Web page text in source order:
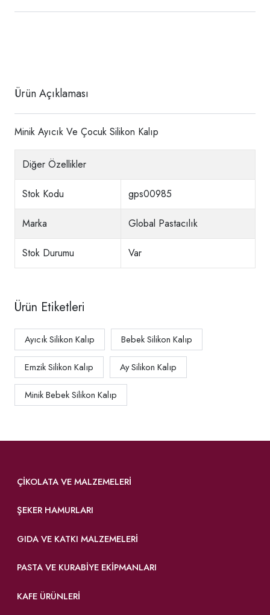
Ürün Açıklaması
Minik Ayıcık Ve Çocuk Silikon Kalıp
Diğer Özellikler
Stok Kodu gps00985
Marka Global Pastacılık
Stok Durumu Var
Ürün Etiketleri
Ayıcık Silikon Kalıp Bebek Silikon Kalıp
Emzik Silikon Kalıp Ay Silikon Kalıp
Minik Bebek Silikon Kalıp
ÇIKOLATA VE MALZEMELERI
ŞEKER HAMURLARI
GIDA VE KATKI MALZEMELERI
PASTA VE KURABIYE EKIPMANLARI
KAFE ÜRÜNLERI